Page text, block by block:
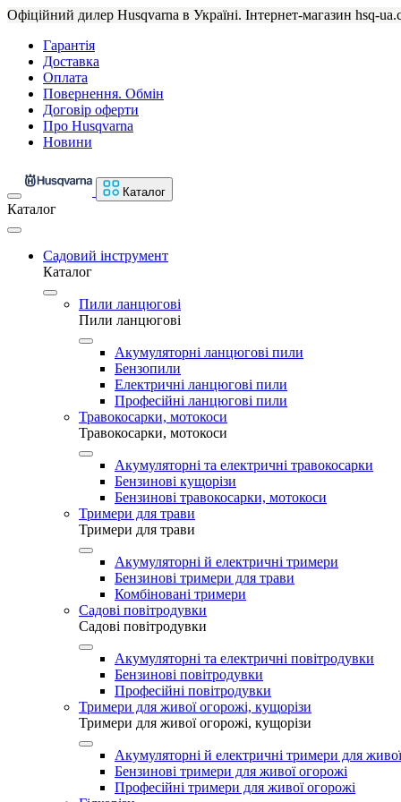
Офіційний дилер Husqvarna в Україні. Інтернет-магазин hsq-
Гарантія
Доставка
Оплата
Повернення. Обмін
Договір оферти
Про Husqvarna
Новини
Каталог
Каталог
Садовий інструмент
Каталог
Пили ланцюгові
Пили ланцюгові
Акумуляторні ланцюгові пили
Бензопили
Електричні ланцюгові пили
Професійні ланцюгові пили
Травокосарки, мотокоси
Травокосарки, мотокоси
Акумуляторні та електричні травокосарки
Бензинові кущорізи
Бензинові травокосарки, мотокоси
Тримери для трави
Тримери для трави
Акумуляторні й електричні тримери
Бензинові тримери для трави
Комбіновані тримери
Садові повітродувки
Садові повітродувки
Акумуляторні та електричні повітродувки
Бензинові повітродувки
Професійні повітродувки
Тримери для живої огорожі, кущорізи
Тримери для живої огорожі, кущорізи
Акумуляторні й електричні тримери для
Бензинові тримери для живої огорожі
Професійні тримери для живої огорожі